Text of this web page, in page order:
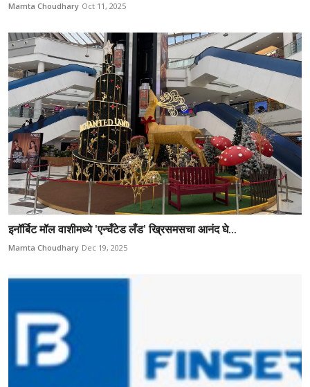
Mamta Choudhary Oct 11, 2025
इनॉर्बिट मॉल वाशीमध्ये 'एन्चँटेड लँड' ख्रिसमसचा आनंद घे...
Mamta Choudhary Dec 19, 2025